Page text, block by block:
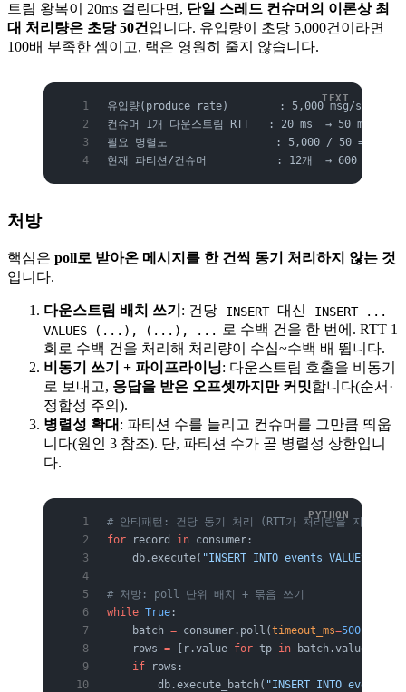
트림 왕복이 20ms 걸린다면, 단일 스레드 컨슈머의 이론상 최
대 처리량은 초당 50건 입니다. 유입량이 초당 5,000건이라면
100배 부족한 셈이고, 랙은 영원히 줄지 않습니다.
유입량(produce rate)        : 5,000 msg/s
컨슈머 1개 다운스트림 RTT   : 20 ms  → 50 msg/s
필요 병렬도                 : 5,000 / 50 = 100 (
현재 파티션/컨슈머           : 12개  → 600 msg/s
처방
핵심은 poll로 받아온 메시지를 한 건씩 동기 처리하지 않는 것
입니다.
다운스트림 배치 쓰기 : 건당 INSERT 대신
INSERT ...
VALUES (...), (...), ... 로 수백 건을 한 번에. RTT 1
회로 수백 건을 처리해 처리량이 수십~수백 배 뜁니다.
비동기 쓰기 + 파이프라이닝: 다운스트림 호출을 비동기
로 보내고, 응답을 받은 오프셋까지만 커밋합니다(순서·
정합성 주의).
병렬성 확대 : 파티션 수를 늘리고 컨슈머를 그만큼 띄웁
니다(원인 3 참조). 단, 파티션 수가 곧 병렬성 상한입니
다.
# 안티패턴: 건당 동기 처리 (RTT가 처리량을 지배)
for record in consumer:
    db.execute(
"INSERT INTO events VALUES (
# 처방: poll 단위 배치 + 묶음 쓰기
while True :
    batch
= consumer.poll(timeout_ms=500
    rows
= [r.value for tp in batch.values()
    if
rows:
        db.execute_batch(
"INSERT INTO events